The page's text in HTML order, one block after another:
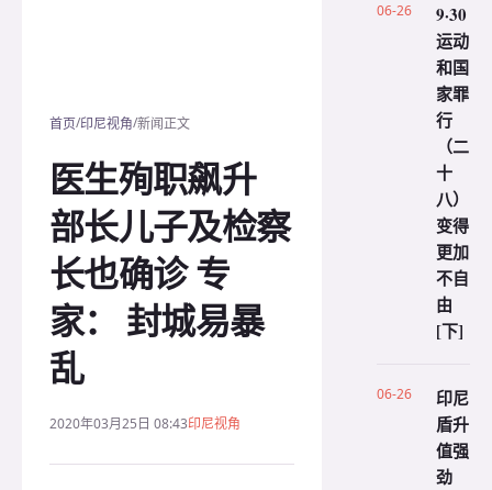
首页/印尼视角/新闻正文
医生殉职飙升
部长儿子及检察
长也确诊 专
家： 封城易暴
乱
2020年03月25日 08:43印尼视角
06-26
9·30
运动
和国
家罪
行
（二
十
八）
变得
更加
不自
由
[下]
06-26
印尼
盾升
值强
劲